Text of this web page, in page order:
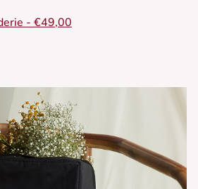
pasvorm
- €49,00